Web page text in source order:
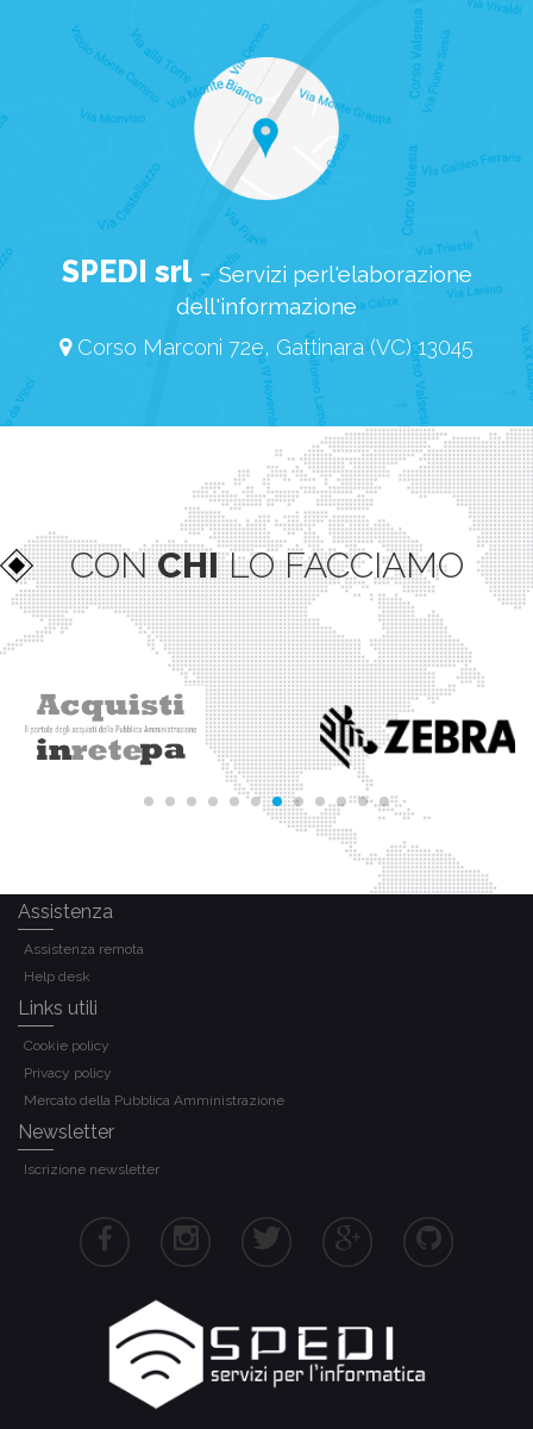
SPEDI srl-Servizi perl'elaborazione
dell'informazione
Corso Marconi 72e, Gattinara (VC) 13045
CONCHILO FACCIAMO
Assistenza
Assistenza remota
Help desk
Links utili
Cookie policy
Privacy policy
Mercato della Pubblica Amministrazione
Newsletter
Iscrizione newsletter